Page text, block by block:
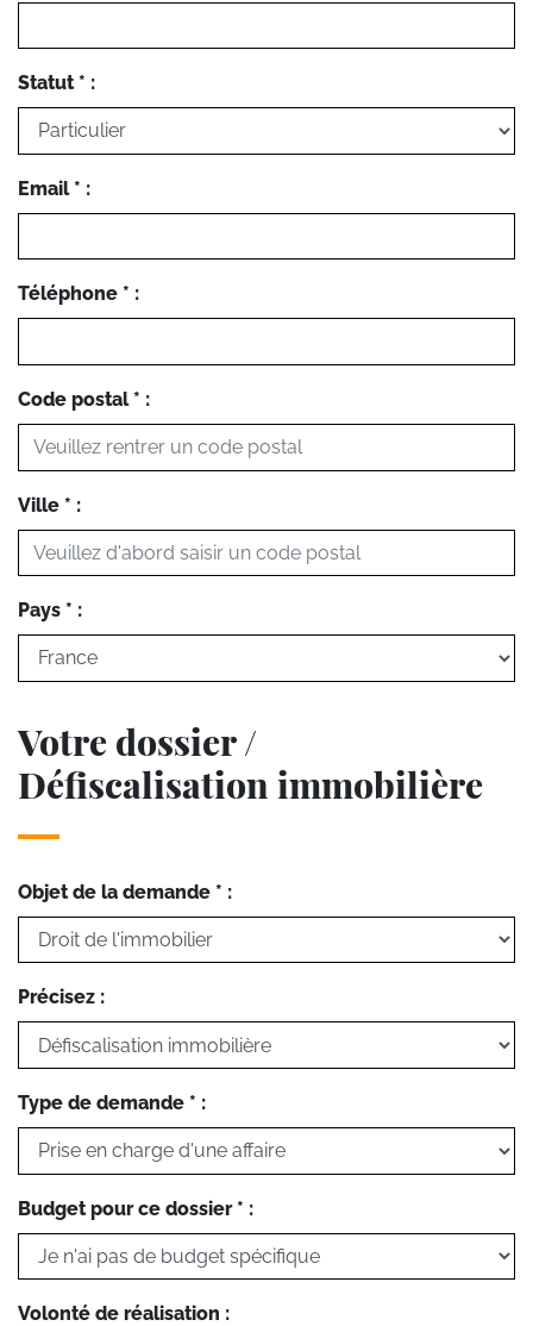
Statut * :
Email * :
Téléphone * :
Code postal * :
Ville * :
Pays * :
Votre dossier /
Défiscalisation immobilière
Objet de la demande * :
Précisez :
Type de demande * :
Budget pour ce dossier * :
Volonté de réalisation :